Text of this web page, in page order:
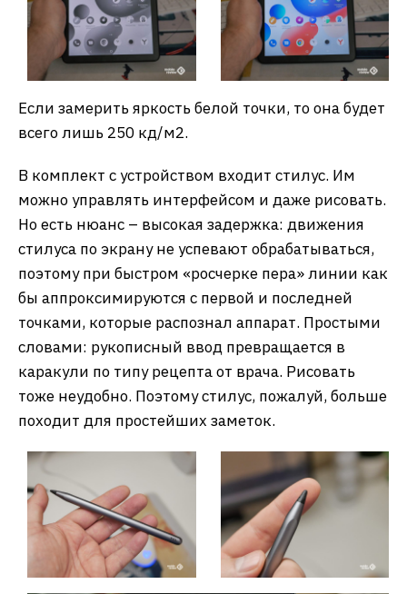
Если замерить яркость белой точки, то она будет
всего лишь 250 кд/м2.
В комплект с устройством входит стилус. Им
можно управлять интерфейсом и даже рисовать.
Но есть нюанс – высокая задержка: движения
стилуса по экрану не успевают обрабатываться,
поэтому при быстром «росчерке пера» линии как
бы аппроксимируются с первой и последней
точками, которые распознал аппарат. Простыми
словами: рукописный ввод превращается в
каракули по типу рецепта от врача. Рисовать
тоже неудобно. Поэтому стилус, пожалуй, больше
походит для простейших заметок.